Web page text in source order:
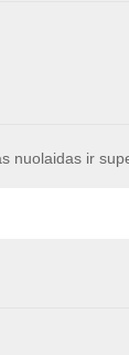
nuolaidas ir